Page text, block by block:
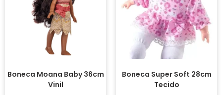
Boneca Moana Baby 36cm
Vinil
Boneca Super Soft 28cm
Tecido